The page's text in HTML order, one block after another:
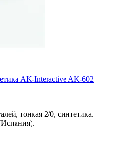
AK-Interactive AK-602
тонкая 2/0, синтетика.